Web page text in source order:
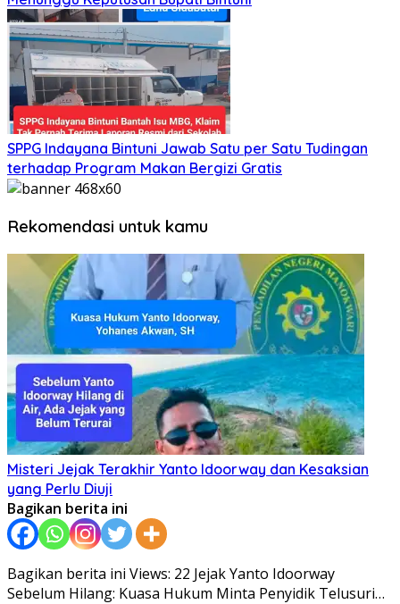
SPPG Indayana Bintuni Jawab Satu per Satu Tudingan
terhadap Program Makan Bergizi Gratis
Rekomendasi untuk kamu
Misteri Jejak Terakhir Yanto Idoorway dan Kesaksian
yang Perlu Diuji
Bagikan berita ini
Bagikan berita ini Views: 22 Jejak Yanto Idoorway
Sebelum Hilang: Kuasa Hukum Minta Penyidik Telusuri…